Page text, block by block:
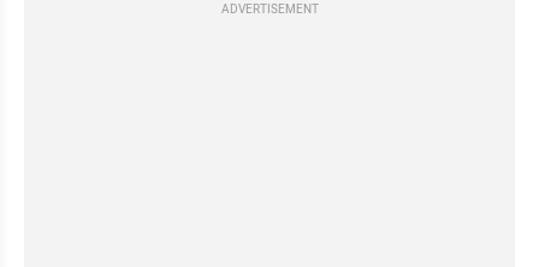
ADVERTISEMENT